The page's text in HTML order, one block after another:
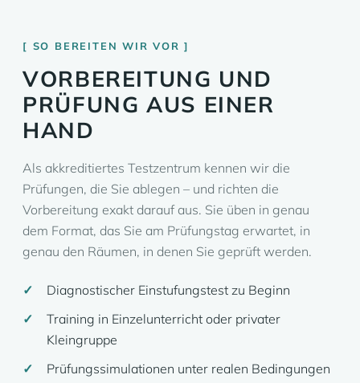
SO BEREITEN WIR VOR
VORBEREITUNG UND
PRÜFUNG AUS EINER
HAND
Als akkreditiertes Testzentrum kennen wir die
Prüfungen, die Sie ablegen – und richten die
Vorbereitung exakt darauf aus. Sie üben in genau
dem Format, das Sie am Prüfungstag erwartet, in
genau den Räumen, in denen Sie geprüft werden.
Diagnostischer Einstufungstest zu Beginn
Training in Einzelunterricht oder privater
Kleingruppe
Prüfungssimulationen unter realen Bedingungen